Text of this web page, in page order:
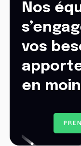
Nos
vos
en
P RE N